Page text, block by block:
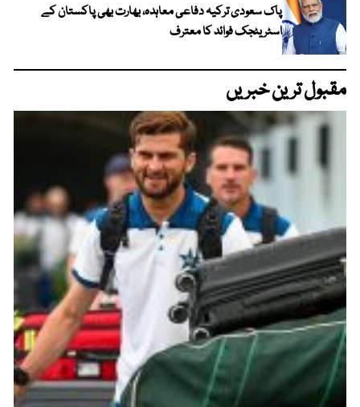
پاک سعودی ترکیہ دفاعی معاہدہ، بھارت بھی پاکستان کے
اسٹریٹجک فوائد کا معترف
مقبول ترین خبریں